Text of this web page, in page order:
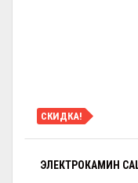
СКИДКА!
ЭЛЕКТРОКАМИН